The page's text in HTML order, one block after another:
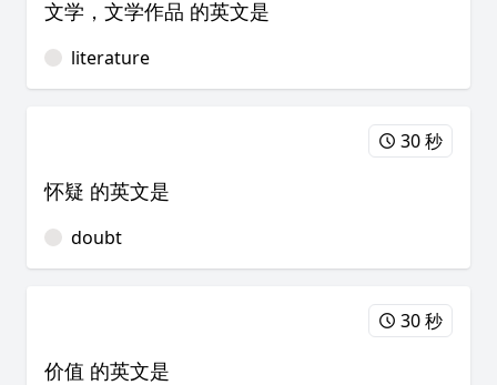
文学，文学作品 的英文是
literature
30 秒
怀疑 的英文是
doubt
30 秒
价值 的英文是